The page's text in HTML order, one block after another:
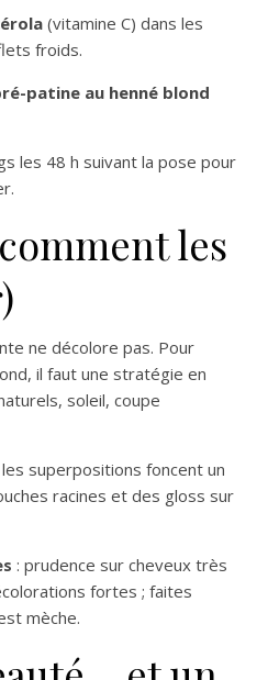
(vitamine C) dans les
froids.
patine au henné blond
les 48 h suivant la pose pour
les
ne décolore pas. Pour
il faut une stratégie en
soleil, coupe
les superpositions foncent un
racines et des gloss sur
: prudence sur cheveux très
fortes ; faites
mèche.